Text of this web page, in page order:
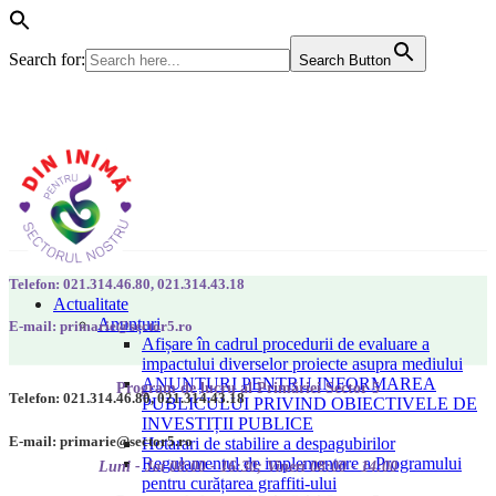
Search for: Search Button
Actualitate
Anunțuri
Afișare în cadrul procedurii de evaluare a
impactului diverselor proiecte asupra mediului
ANUNȚURI PENTRU INFORMAREA
PUBLICULUI PRIVIND OBIECTIVELE DE
INVESTIȚII PUBLICE
Hotarari de stabilire a despagubirilor
Regulamentul de implementare a Programului
pentru curățarea graffiti-ului
Telefon: 021.314.46.80, 021.314.43.18
E-mail: primarie@sector5.ro
Program de lucru al Primăriei Sector 5
Luni - Joi 08:00 - 16:30; Vineri 08:00 - 14:00
Telefon: 021.314.46.80, 021.314.43.18
E-mail: primarie@sector5.ro